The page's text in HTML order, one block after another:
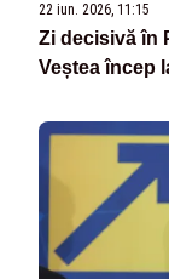
22 iun. 2026, 11:15
Zi decisivă în
Veștea încep